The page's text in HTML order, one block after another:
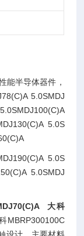
能半导体器件，
5.0SMDJ
5.0S
5.0S
5.0SMDJ
大科
MBRP300100C